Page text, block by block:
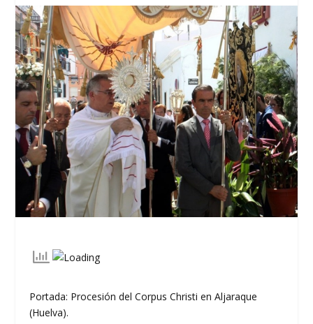
Portada: Procesión del Corpus Christi en Aljaraque
(Huelva).